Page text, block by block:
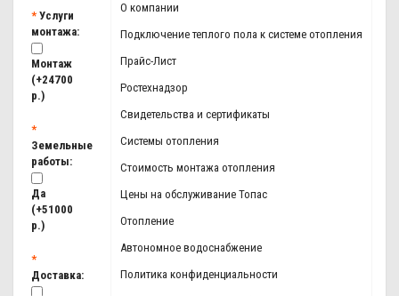
О компании
Подключение теплого пола к системе отопления
Прайс-Лист
Ростехнадзор
Свидетельства и сертификаты
Системы отопления
Стоимость монтажа отопления
Цены на обслуживание Топас
Отопление
Автономное водоснабжение
Политика конфиденциальности
Услуги
монтажа:
Монтаж
(+24700
р.)
Земельные
работы:
Да
(+51000
р.)
Доставка: